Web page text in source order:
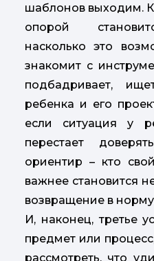
шаблонов выходим.
опорой
насколько это
знакомит с
подбадривает,
ребенка и его
если ситуация у
перестает
ориентир – кто
важнее становится
возвращение в
И, наконец, третье
предмет или
рассмотреть, что